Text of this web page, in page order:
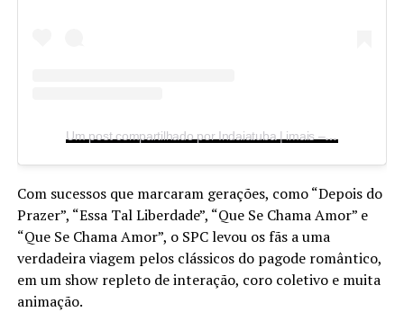
Um post compartilhado por Indaiatuba | imais – portal de notícias (@imaisonline)
Com sucessos que marcaram gerações, como “Depois do
Prazer”, “Essa Tal Liberdade”, “Que Se Chama Amor” e
“Que Se Chama Amor”, o SPC levou os fãs a uma
verdadeira viagem pelos clássicos do pagode romântico,
em um show repleto de interação, coro coletivo e muita
animação.